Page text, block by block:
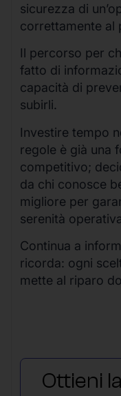
sicurezza di
correttamente al
Il percorso per
fatto di
capacità di
subirli.
Investire tempo
regole è già una
competitivo;
da chi conosce
migliore per
serenità
Continua a
ricorda: ogni
mette al riparo
Ottieni